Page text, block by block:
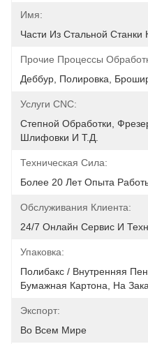
Имя:
Части Из Стальной Станки
Прочие Процессы
Деббур, Полировка,
Услуги CNC:
Степной Обработки,
Шлифовки И Т.д.
Техническая Сила:
Более 20 Лет Опыта
Обслуживания Клиента:
24/7 Онлайн Сервис И
Упаковка:
Полибакс / Внутренняя
Бумажная Картона, На
Экспорт:
Во Всем Мире